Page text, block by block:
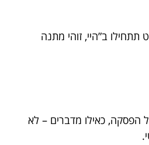
ב”היי, זוהי מתנה
הפסקה, כאילו מדברים – לא